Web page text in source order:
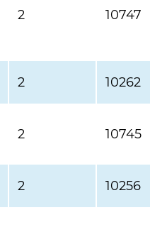
2 10747
2 10262
2 10745
2 10256